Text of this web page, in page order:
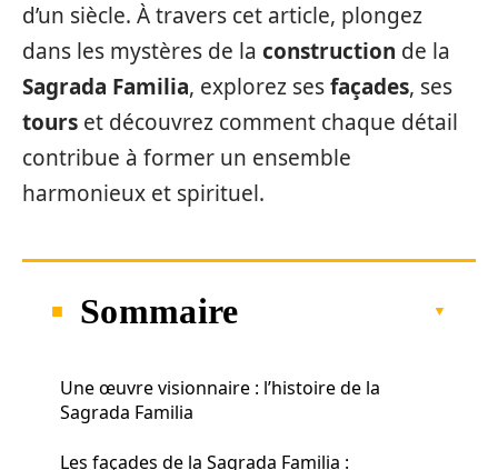
d’un siècle. À travers cet article, plongez
dans les mystères de la construction de la
Sagrada Familia, explorez sesfaçades, ses
tours et découvrez comment chaque détail
contribue à former un ensemble
harmonieux et spirituel.
Sommaire
Une œuvre visionnaire : l’histoire de la
Sagrada Familia
Les façades de la Sagrada Familia :